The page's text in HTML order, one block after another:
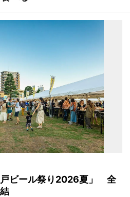
戸ビール祭り2026夏」 全